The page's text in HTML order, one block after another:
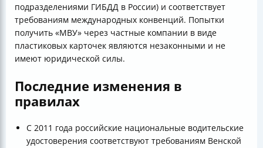
подразделениями ГИБДД в России) и соответствует
требованиям международных конвенций. Попытки
получить «МВУ» через частные компании в виде
пластиковых карточек являются незаконными и не
имеют юридической силы.
Последние изменения в
правилах
С 2011 года российские национальные водительские
удостоверения соответствуют требованиям Венской